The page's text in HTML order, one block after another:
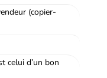
(copier-